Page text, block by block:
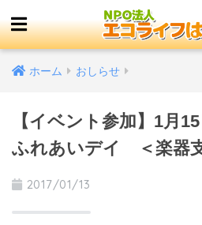
ホーム おしらせ
【イベント参加】1月
ふれあいデイ ＜楽器
2017/01/13